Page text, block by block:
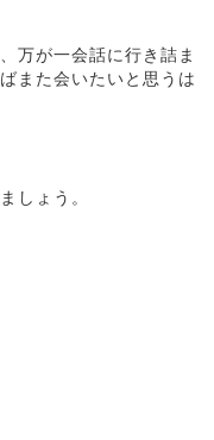
万が一会話に行き詰ま
また会いたいと思うは
しょう。